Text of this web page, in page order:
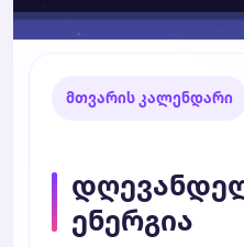
მთვარის კალენდარი
ენერგია